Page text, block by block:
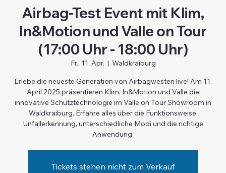
Airbag-Test Event mit Klim,
In&Motion und Valle on Tour
(17:00 Uhr - 18:00 Uhr)
Fr., 11. Apr.
  |
Waldkraiburg
Erlebe die neueste Generation von Airbagwesten live! Am 11.
April 2025 präsentieren Klim, In&Motion und Valle die
innovative Schutztechnologie im Valle on Tour Showroom in
Waldkraiburg. Erfahre alles über die Funktionsweise,
Unfallerkennung, unterschiedliche Modi und die richtige
Anwendung.
Tickets stehen nicht zum Verkauf